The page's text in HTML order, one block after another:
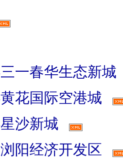
一春华生态新城
花国际空港城
沙新城
阳经济开发区